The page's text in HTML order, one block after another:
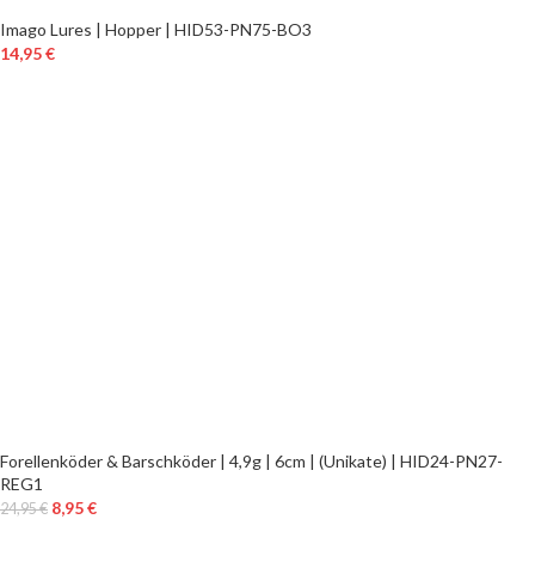
Imago Lures | Hopper | HID53-PN75-BO3
14,95€
Forellenköder & Barschköder | 4,9g | 6cm | (Unikate) | HID24-PN27-
REG1
24,95€ 8,95€